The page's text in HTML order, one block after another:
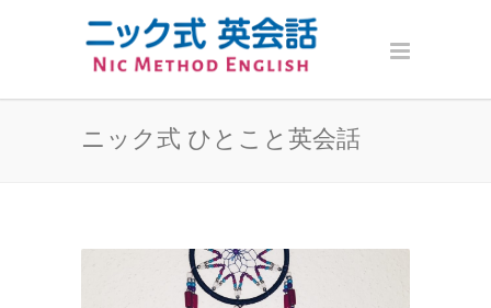
ニック式 ひとこと英会話